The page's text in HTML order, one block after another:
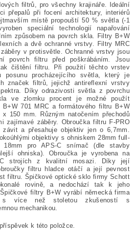
filtrů, pro všechny krajináře. Ideální
přepalů při focení architektury, interiérů
místě propouští 50 % světla (-1
speciální technologií napařování
způsobem na povrch skla. Filtry B+W
a dvě ochranné vrstvy. Filtry MRC
v protisvětle. Ochranné vrstvy jsou
povrch filtru před poškrábáním. Jsou
čištění filtru. Při použití těchto vrstev
posunu procházejícího světla, který je
značek filtrů, jejichž antireflexní vrstvy
Díky odrazivosti světla z povrchu
ve zlomku procent je možné použít
701 MRC a formátového filtru B+W
150 mm. Různým natočením přechodů
zajímavé záběry. Obroučka filtru F-PRO
závit a přesahuje objektiv jen o 6,7mm.
objektivy s ohniskem 28mm full-
18mm pro APS-C snímač (dle stavby
ohniska). Obroučka je vyrobena na
strojích z kvalitní mosazi. Díky její
filtru hladce otáčí a její pevnost
filtru. Špičkové optické sklo firmy Schott
rovině, a nedochází tak k jeho
filtry B+W vyrábí německá firma
s více než stoletou zkušeností s
mechanikou.
k této položce.